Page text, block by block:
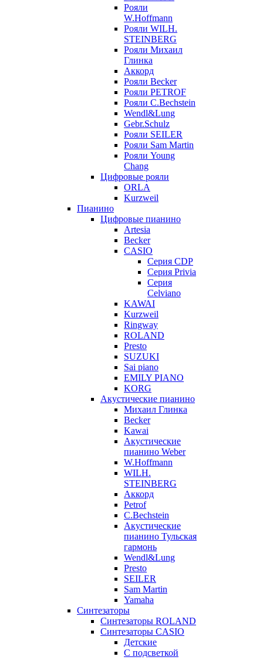
Рояли
W.Hoffmann
Рояли WILH.
STEINBERG
Рояли Михаил
Глинка
Аккорд
Рояли Becker
Рояли PETROF
Рояли C.Bechstein
Wendl&Lung
Gebr.Schulz
Рояли SEILER
Рояли Sam Martin
Рояли Young
Chang
Цифровые рояли
ORLA
Kurzweil
Пианино
Цифровые пианино
Artesia
Becker
CASIO
Серия CDP
Серия Privia
Серия
Celviano
KAWAI
Kurzweil
Ringway
ROLAND
Presto
SUZUKI
Sai piano
EMILY PIANO
KORG
Акустические пианино
Михаил Глинка
Becker
Kawai
Акустические
пианино Weber
W.Hoffmann
WILH.
STEINBERG
Аккорд
Petrof
C.Bechstein
Акустические
пианино Тульская
гармонь
Wendl&Lung
Presto
SEILER
Sam Martin
Yamaha
Синтезаторы
Синтезаторы ROLAND
Синтезаторы CASIO
Детские
С подсветкой